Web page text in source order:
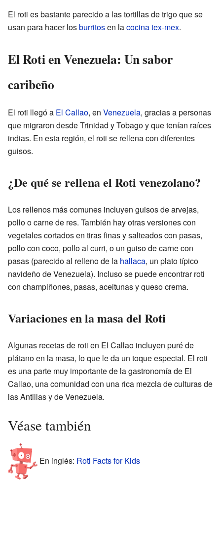
El roti es bastante parecido a las tortillas de trigo que se
usan para hacer losburritosen lacocina tex-mex.
El Roti en Venezuela: Un sabor
caribeño
El roti llegó a El Callao, en Venezuela, gracias a personas
que migraron desde Trinidad y Tobago y que tenían raíces
indias. En esta región, el roti se rellena con diferentes
guisos.
¿De qué se rellena el Roti venezolano?
Los rellenos más comunes incluyen guisos de arvejas,
pollo o carne de res. También hay otras versiones con
vegetales cortados en tiras finas y salteados con pasas,
pollo con coco, pollo al curri, o un guiso de carne con
pasas (parecido al relleno de la hallaca, un plato típico
navideño de Venezuela). Incluso se puede encontrar roti
con champiñones, pasas, aceitunas y queso crema.
Variaciones en la masa del Roti
Algunas recetas de roti en El Callao incluyen puré de
plátano en la masa, lo que le da un toque especial. El roti
es una parte muy importante de la gastronomía de El
Callao, una comunidad con una rica mezcla de culturas de
las Antillas y de Venezuela.
Véase también
En inglés: Roti Facts for Kids